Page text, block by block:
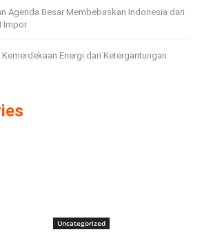
Agenda Besar Membebaskan Indonesia dari
Impor
Energi dari Ketergantungan
Uncategorized